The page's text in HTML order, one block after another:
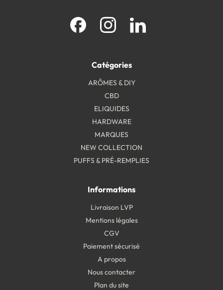
Catégories
ARÔMES & DIY
CBD
ELIQUIDES
HARDWARE
MARQUES
NEW COLLECTION
PUFFS & PRÉ-REMPLIES
Informations
Livraison LVP
Mentions légales
CGV
Paiement sécurisé
A propos
Nous contacter
Plan du site
Facebook Instagram